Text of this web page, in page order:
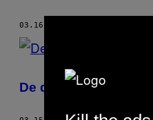
03.16.17
De dagelijkse